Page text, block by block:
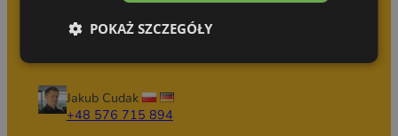
Katarzyna Wodzyńska
Jakub Cudak
+48 576 715 894
POKAŻ SZCZEGÓŁY